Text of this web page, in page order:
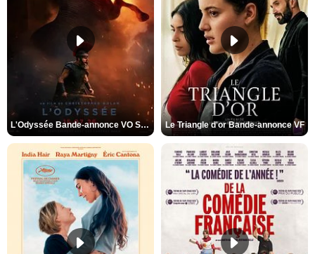
L'Odyssée Bande-annonce VO STFR Le Triangle d'or Bande-annonce VF